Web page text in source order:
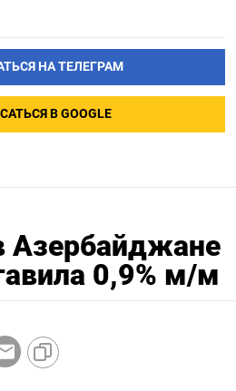
НА ТЕЛЕГРАМ
В GOOGLE
Азербайджане
0,9% м/м